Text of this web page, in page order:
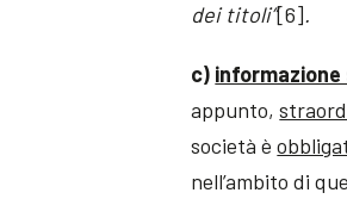
dei titoli”[6].
c)
appunto,
società è
nell’ambito di